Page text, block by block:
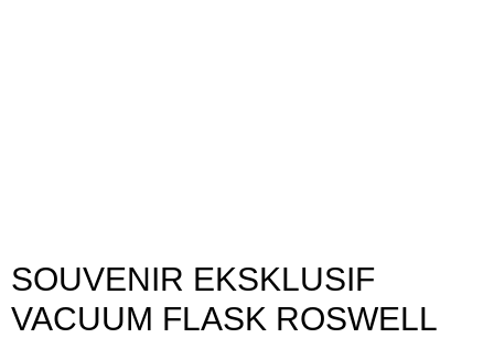
SOUVENIR EKSKLUSIF
VACUUM FLASK ROSWELL